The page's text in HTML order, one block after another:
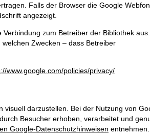
Falls der Browser die Google
angezeigt.
zum Betreiber der Bibliothek aus.
Zwecken – dass Betreiber
www.google.com/policies/privacy/
visuell darzustellen. Bei der Nutzung von
Besucher erhoben, verarbeitet und
Google-Datenschutzhinweisen